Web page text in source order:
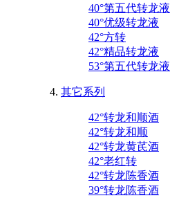
40°第五代转龙液
40°优级转龙液
42°方转
42°精品转龙液
53°第五代转龙液
其它系列
42°转龙和顺酒
42°转龙和顺
42°转龙黄芪酒
42°老红转
42°转龙陈香酒
39°转龙陈香酒